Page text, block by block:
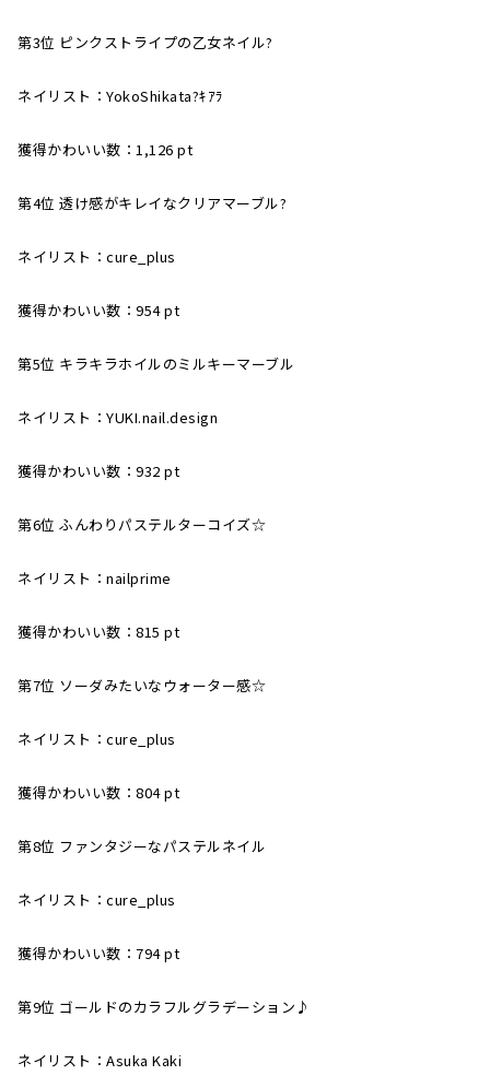
第3位 ピンクストライプの乙女ネイル?
ネイリスト：YokoShikata?ｷｱﾗ
獲得かわいい数：1,126 pt
第4位 透け感がキレイなクリアマーブル?
ネイリスト：cure_plus
獲得かわいい数：954 pt
第5位 キラキラホイルのミルキーマーブル
ネイリスト：YUKI.nail.design
獲得かわいい数：932 pt
第6位 ふんわりパステルターコイズ☆
ネイリスト：nailprime
獲得かわいい数：815 pt
第7位 ソーダみたいなウォーター感☆
ネイリスト：cure_plus
獲得かわいい数：804 pt
第8位 ファンタジーなパステルネイル
ネイリスト：cure_plus
獲得かわいい数：794 pt
第9位 ゴールドのカラフルグラデーション♪
ネイリスト：Asuka Kaki